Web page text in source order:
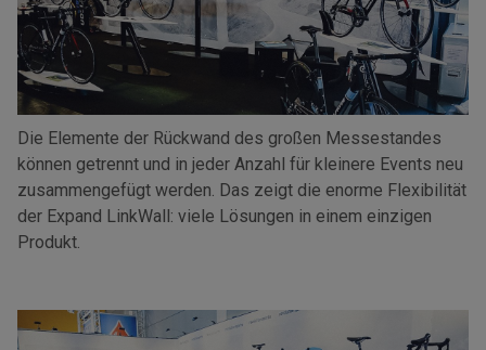
Die Elemente der Rückwand des großen Messestandes
können getrennt und in jeder Anzahl für kleinere Events neu
zusammengefügt werden. Das zeigt die enorme Flexibilität
der Expand LinkWall: viele Lösungen in einem einzigen
Produkt.